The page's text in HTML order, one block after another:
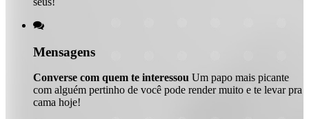

Mensagens
Converse com quem te interessou Um papo mais picante
com alguém pertinho de você pode render muito e te levar pra
cama hoje!